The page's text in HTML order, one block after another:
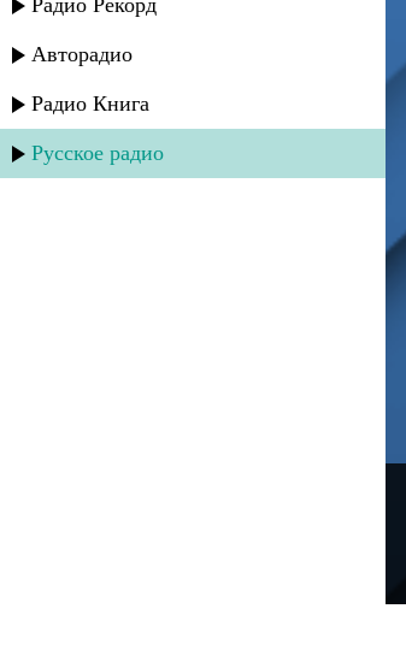
Радио Рекорд
Авторадио
Радио Книга
Русское радио